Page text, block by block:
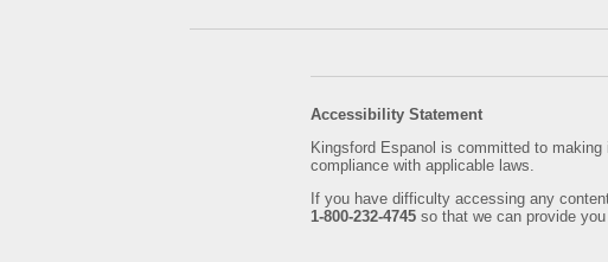
Accessibility Statement
Kingsford Espanol is committed to
compliance with applicable laws.
If you have difficulty accessing any
1-800-232-4745 so that we can provide